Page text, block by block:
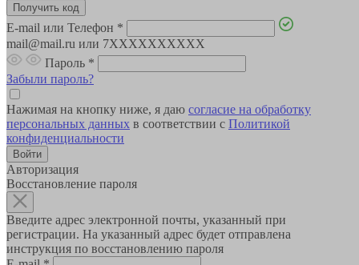
E-mail или Телефон *
mail@mail.ru или 7XXXXXXXXXX
Пароль *
Забыли пароль?
Нажимая на кнопку ниже, я даю согласие на обработку
персональных данных в соответствии с Политикой
конфиденциальности
Авторизация
Восстановление пароля
Введите адрес электронной почты, указанный при
регистрации. На указанный адрес будет отправлена
инструкция по восстановлению пароля